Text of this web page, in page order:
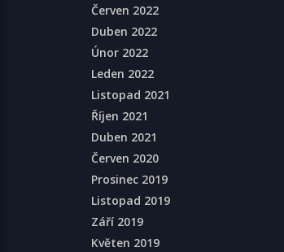
Červen 2022
Duben 2022
Únor 2022
Leden 2022
Listopad 2021
Říjen 2021
Duben 2021
Červen 2020
Prosinec 2019
Listopad 2019
Září 2019
Květen 2019